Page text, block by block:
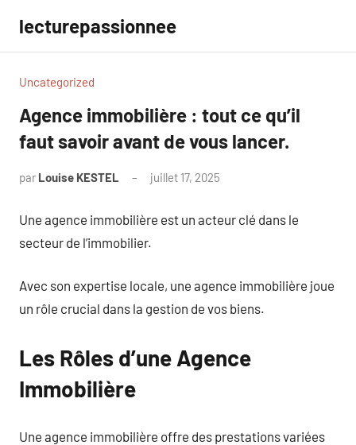
contenu
lecturepassionnee
Uncategorized
Agence immobilière : tout ce qu’il
faut savoir avant de vous lancer.
par Louise KESTEL juillet 17, 2025
Une agence immobilière est un acteur clé dans le
secteur de l’immobilier.
Avec son expertise locale, une agence immobilière joue
un rôle crucial dans la gestion de vos biens.
Les Rôles d’une Agence
Immobilière
Une agence immobilière offre des prestations variées